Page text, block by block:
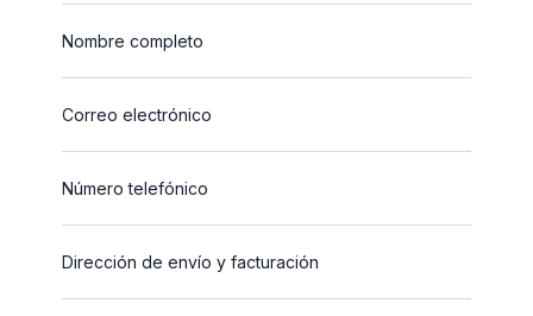
Nombre completo
Correo electrónico
Número telefónico
Dirección de envío y facturación